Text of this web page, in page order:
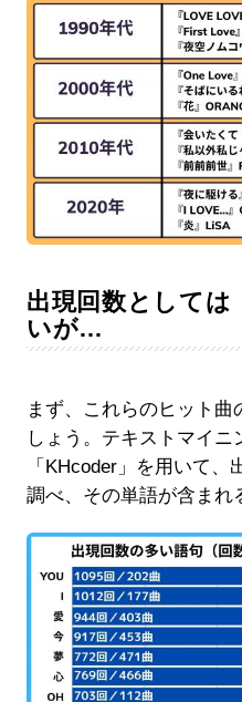
出現回数としては
いが…
まず、これらのヒット曲
しょう。テキストマイニ
「KHcoder」を用いて
調べ、その単語が含まれ